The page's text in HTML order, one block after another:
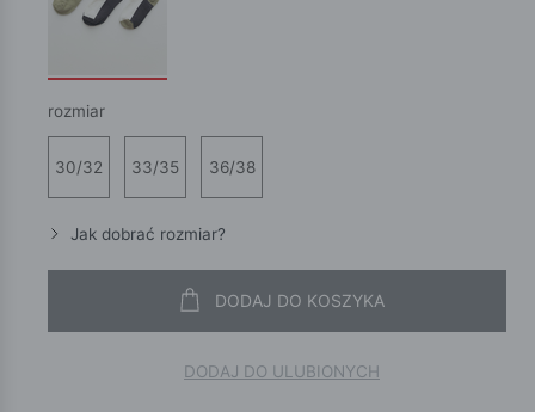
rozmiar
30/32 33/35 36/38
Jak dobrać rozmiar?
DODAJ DO KOSZYKA
DODAJ DO ULUBIONYCH